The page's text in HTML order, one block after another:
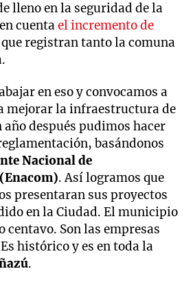
lleno en la seguridad de la
cuentael incremento de
que registran tanto la comuna
en eso y convocamos a
mejorar la infraestructura de
año después pudimos hacer
basándonos
Nacional de
. Así logramos que
presentaran sus proyectos
en la Ciudad. El municipio
centavo. Son las empresas
histórico y es en toda la
.